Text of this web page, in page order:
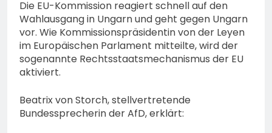
Sicherheitsgewerbe durch
Polizeipräsidium
Osthessen Jubiläumsfest
am Samstag, 15. August
(11-18 Uhr)- Bürgerinnen
und Bürger erhalten
spannende Einblicke in die
7. August 2026
Die EU-Kommission reagiert schnell auf den
Wahlausgang in Ungarn und geht gegen Ungarn
vor. Wie Kommissionspräsidentin von der Leyen
im Europäischen Parlament mitteilte, wird der
sogenannte Rechtsstaatsmechanismus der EU
aktiviert.
Beatrix von Storch, stellvertretende
Bundessprecherin der AfD, erklärt: